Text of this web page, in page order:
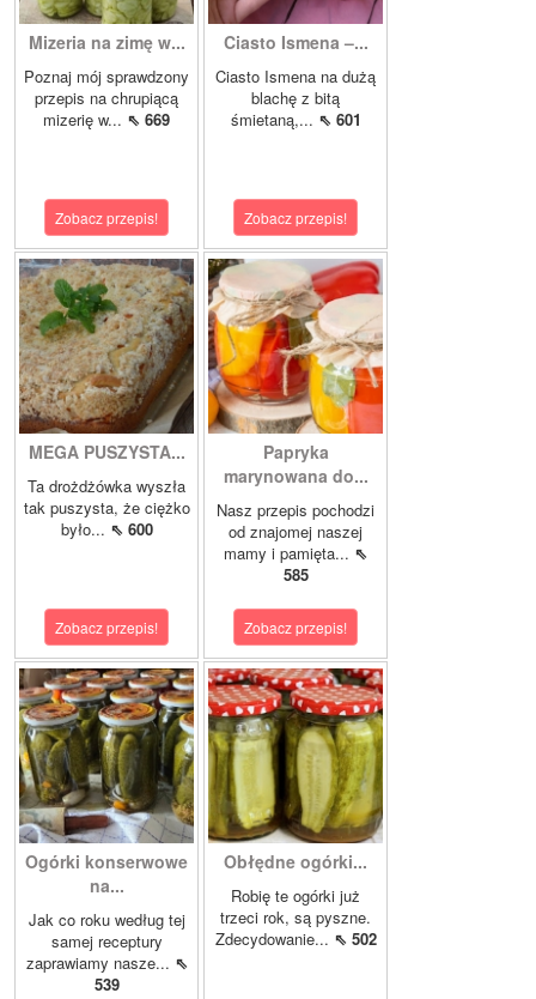
Mizeria na zimę w...
Poznaj mój sprawdzony
przepis na chrupiącą
mizerię w... ⇖ 669
Zobacz przepis!
Ciasto Ismena –...
Ciasto Ismena na dużą
blachę z bitą
śmietaną,... ⇖ 601
Zobacz przepis!
MEGA PUSZYSTA...
Ta drożdżówka wyszła
tak puszysta, że ciężko
było... ⇖ 600
Zobacz przepis!
Papryka
marynowana do...
Nasz przepis pochodzi
od znajomej naszej
mamy i pamięta... ⇖
585
Zobacz przepis!
Ogórki konserwowe
na...
Jak co roku według tej
samej receptury
zaprawiamy nasze... ⇖
539
Obłędne ogórki...
Robię te ogórki już
trzeci rok, są pyszne.
Zdecydowanie... ⇖ 502